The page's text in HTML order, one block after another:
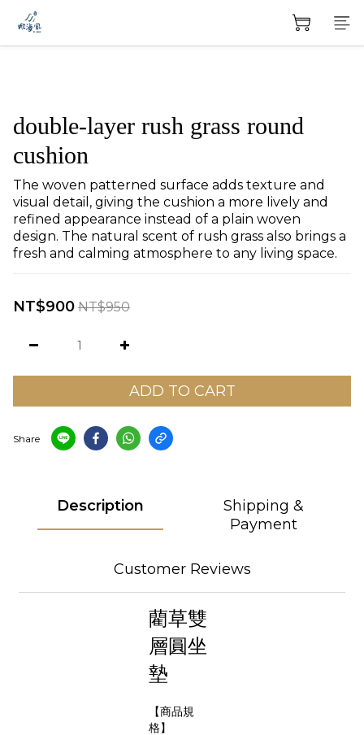
double-layer rush grass round
cushion
The woven patterned surface adds texture and
visual detail, giving the cushion a more lively and
refined appearance instead of a plain woven
design. The natural scent of rush grass also brings a
fresh and calming atmosphere to any living space.
NT$900 NT$950
ADD TO CART
Share
Description
Shipping &
Payment
Customer Reviews
藺草雙
層圓坐
墊
【商品規
格】